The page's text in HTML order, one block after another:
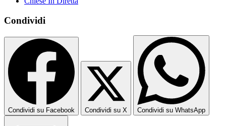
Condividi
Condividi su Facebook Condividi su X Condividi su WhatsApp